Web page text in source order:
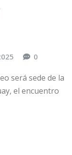
0
será sede de la
el encuentro